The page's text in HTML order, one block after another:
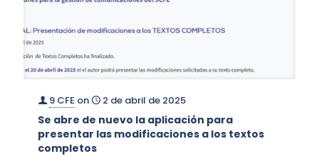
9 CFE on 2 de abril de 2025
Se abre de nuevo la aplicación para
presentar las modificaciones a los textos
completos